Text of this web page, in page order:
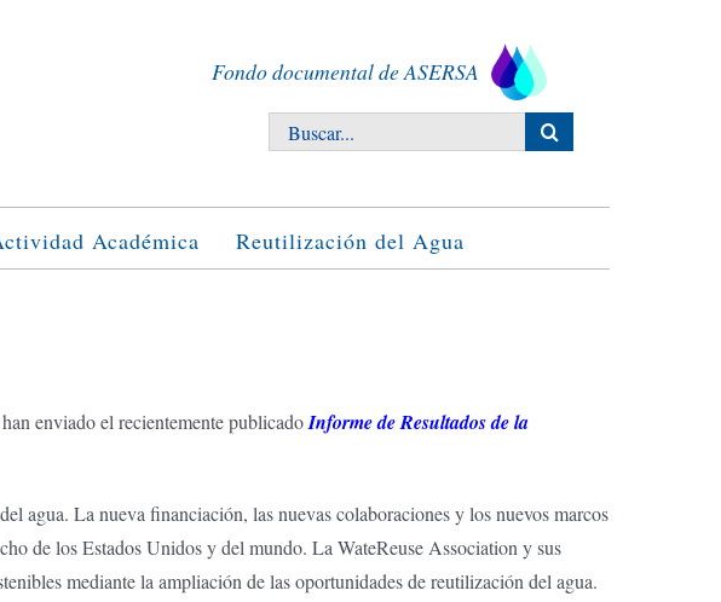
Fondo documental de ASERSA
Buscar:
Académica Reutilización del Agua
enviado el recientemente publicadoInforme de Resultados de la
agua. La nueva financiación, las nuevas colaboraciones y los nuevos marcos
de los Estados Unidos y del mundo. La WateReuse Association y sus
mediante la ampliación de las oportunidades de reutilización del agua.